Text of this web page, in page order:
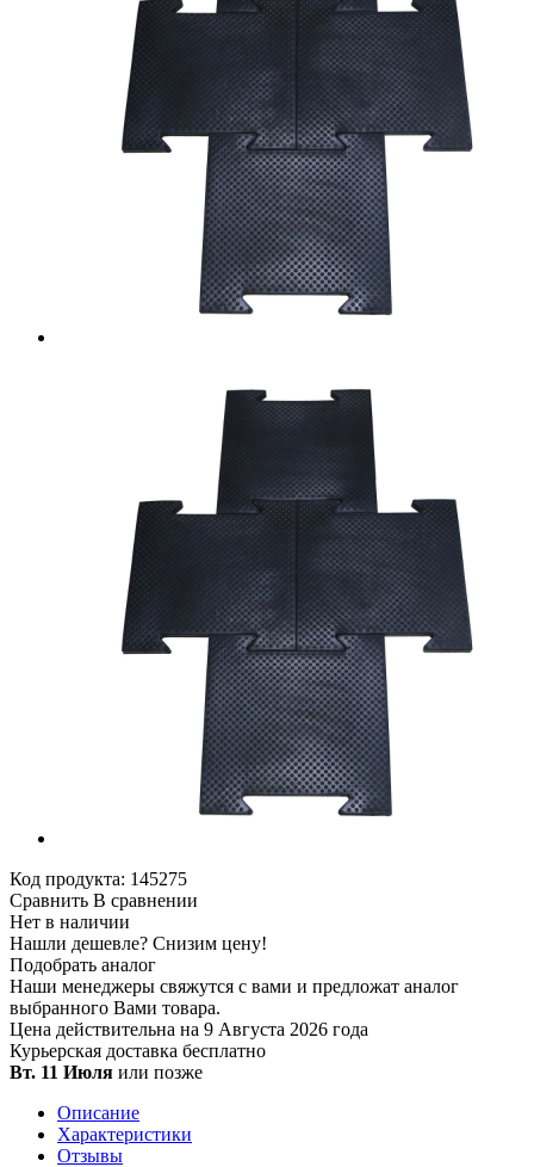
Код продукта: 145275
Сравнить В сравнении
Нет в наличии
Нашли дешевле? Снизим цену!
Подобрать аналог
Наши менеджеры свяжутся с вами и предложат аналог
выбранного Вами товара.
Цена действительна на 9 Августа 2026 года
Курьерская доставка бесплатно
Вт. 11 Июля или позже
Описание
Характеристики
Отзывы